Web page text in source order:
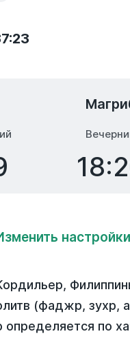
настройки
(фаджр, зухр,
по